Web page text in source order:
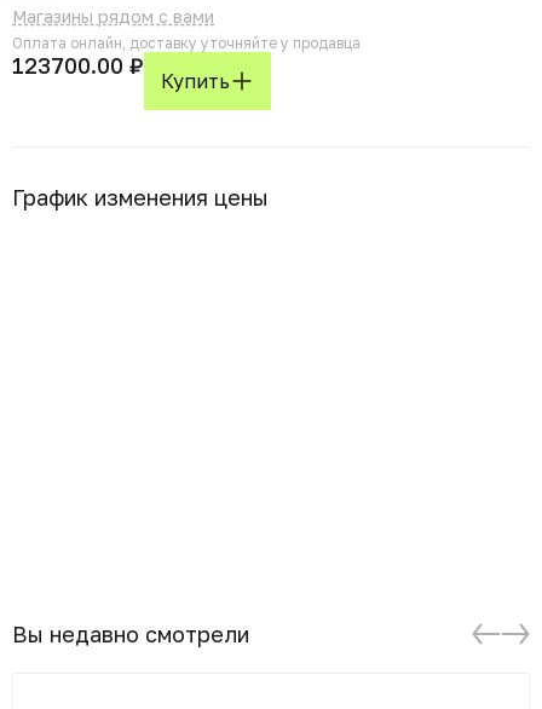
Магазины рядом с вами
Оплата онлайн, доставку уточняйте у продавца
123700.00 ₽
Купить
График изменения цены
Вы недавно смотрели